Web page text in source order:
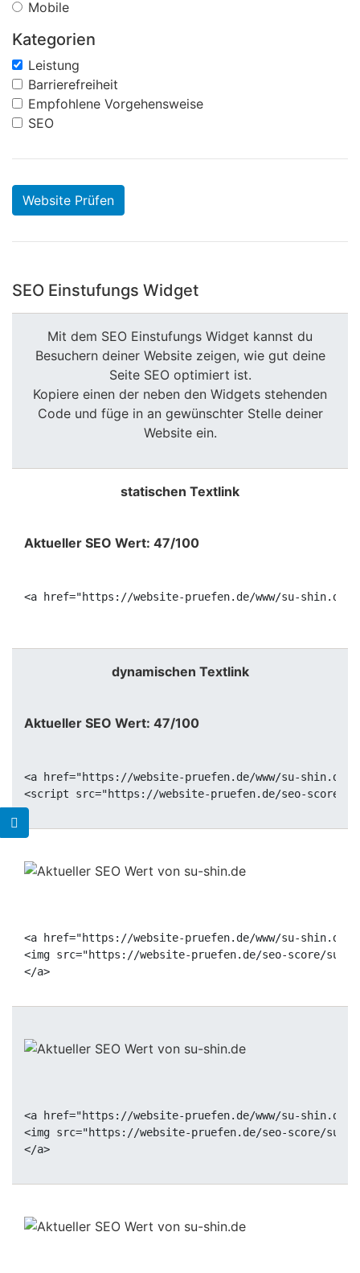
Mobile
Kategorien
Leistung
Barrierefreiheit
Empfohlene Vorgehensweise
SEO
Website Prüfen
SEO Einstufungs Widget
Mit dem SEO Einstufungs Widget kannst du
Besuchern deiner Website zeigen, wie gut deine
Seite SEO optimiert ist.
Kopiere einen der neben den Widgets stehenden
Code und füge in an gewünschter Stelle deiner
Website ein.
statischen Textlink
Aktueller SEO Wert: 47/100
<a href="https://website-pruefen.de/www/su-
dynamischen Textlink
Aktueller SEO Wert: 47/100
<a href="https://website-pruefen.de/www/su-
<a href="https://website-pruefen.de/www/su-
<img src="https://website-pruefen.de/seo-score/su-
<a href="https://website-pruefen.de/www/su-
<img src="https://website-pruefen.de/seo-score/su-